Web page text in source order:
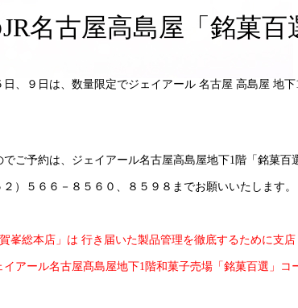
名古屋高島屋「銘菓
日、９日は、数量限定でジェイアール 名古屋 高島屋
でご予約は、ジェイアール名古屋高島屋地下1階「銘菓百
）５６６－８５６０、８５９８までお願いいたします。
峯総本店」は 行き届いた製品管理を徹底するために支店
アール名古屋髙島屋地下1階和菓子売場「銘菓百選」コ